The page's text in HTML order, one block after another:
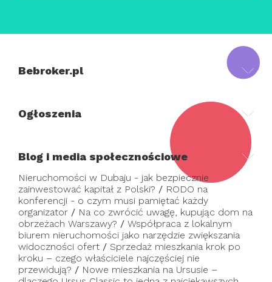
Bebroker.pl
Ogłoszenia
Blog i media społecznościowe
Nieruchomości w Dubaju - jak bezpiecznie
zainwestować kapitał z Polski? / RODO na
konferencji - o czym musi pamiętać każdy
organizator / Na co zwrócić uwagę, kupując dom na
obrzeżach Warszawy? / Współpraca z lokalnym
biurem nieruchomości jako narzędzie zwiększania
widoczności ofert / Sprzedaż mieszkania krok po
kroku – czego właściciele najczęściej nie
przewidują? / Nowe mieszkania na Ursusie –